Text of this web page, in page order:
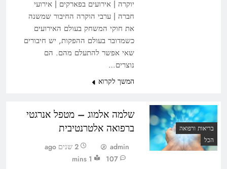
יוקרה | אירועים בפארקים | אירועי
חברה | ערבי הוקרה החיבור שמשנה
את חוקי המשחק בעולם האירועים
כשמדובר בעולם ההפקות, יש חיבורים
שאי אפשר להתעלם מהם. הם
נוצרים…
המשך לקרוא
בריאות ורפואה
הכל
שלמה אלמוג – מטפל אנרגטי
ברפואה אלטרנטיבית
admin
2 שנים ago
107
1 mins